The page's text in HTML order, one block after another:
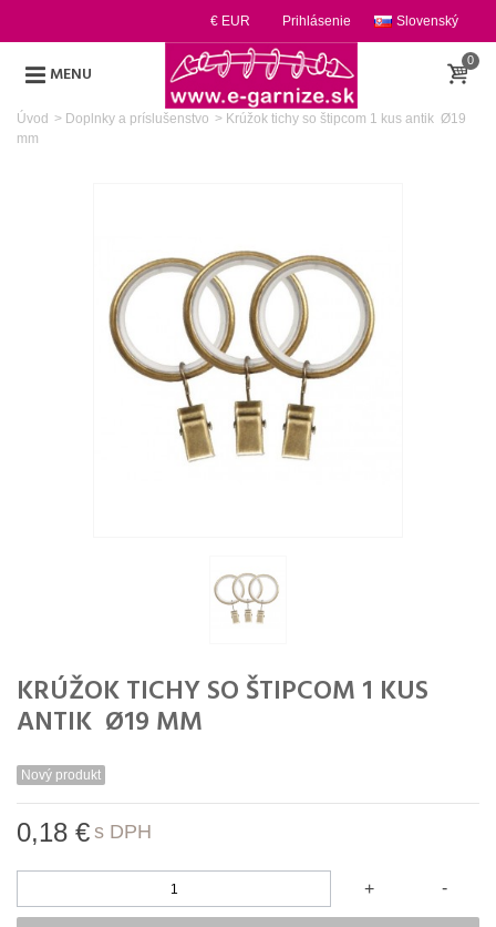
Slovenský
Prihlásenie
€ EUR
MENU
0
Úvod > Doplnky a príslušenstvo > Krúžok tichy so štipcom 1 kus antik Ø19
mm
KRÚŽOK TICHY SO ŠTIPCOM 1 KUS
ANTIK Ø19 MM
Nový produkt
0,18 € s DPH
-
+